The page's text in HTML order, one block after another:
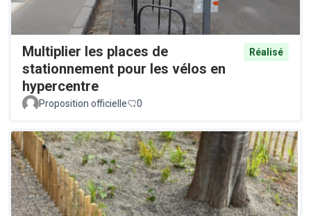
Multiplier les places de
stationnement pour les vélos en
hypercentre
Réalisé
Proposition officielle 0